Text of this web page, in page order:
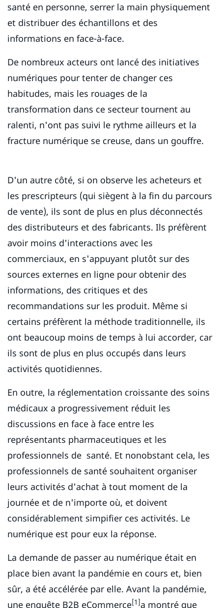
santé en personne, serrer la main physiquement
et distribuer des échantillons et des
informations en face-à-face.
De nombreux acteurs ont lancé des initiatives
numériques pour tenter de changer ces
habitudes, mais les rouages ​​de la
transformation dans ce secteur tournent au
ralenti, n'ont pas suivi le rythme ailleurs et la
fracture numérique se creuse, dans un gouffre.
D'un autre côté, si on observe les acheteurs et
les prescripteurs (qui siègent à la fin du parcours
de vente), ils sont de plus en plus déconnectés
des distributeurs et des fabricants. Ils préfèrent
avoir moins d'interactions avec les
commerciaux, en s'appuyant plutôt sur des
sources externes en ligne pour obtenir des
informations, des critiques et des
recommandations sur les produit. Même si
certains préfèrent la méthode traditionnelle, ils
ont beaucoup moins de temps à lui accorder, car
ils sont de plus en plus occupés dans leurs
activités quotidiennes.
En outre, la réglementation croissante des soins
médicaux a progressivement réduit les
discussions en face à face entre les
représentants pharmaceutiques et les
professionnels de santé. Et nonobstant cela, les
professionnels de santé souhaitent organiser
leurs activités d'achat à tout moment de la
journée et de n'importe où, et doivent
considérablement simpifier ces activités. Le
numérique est pour eux la réponse.
La demande de passer au numérique était en
place bien avant la pandémie en cours et, bien
sûr, a été accélérée par elle. Avant la pandémie,
une enquête B2B eCommerce[1]a montré que